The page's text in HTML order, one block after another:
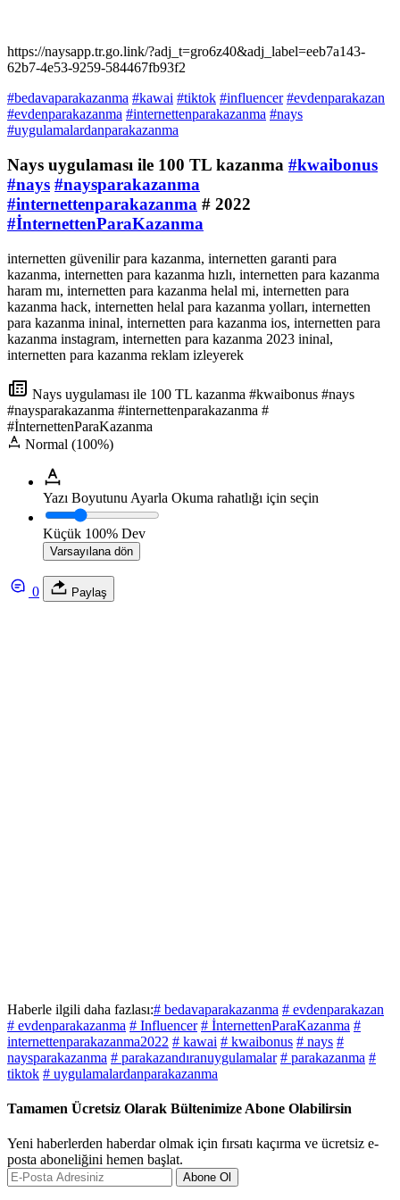
https://naysapp.tr.go.link/?adj_t=gro6z40&adj_label=eeb7a143-
62b7-4e53-9259-584467fb93f2
#bedavaparakazanma #kawai #tiktok #influencer #evdenparakazan
#evdenparakazanma #internettenparakazanma #nays
#uygulamalardanparakazanma
Nays uygulaması ile 100 TL kazanma #kwaibonus
#nays #naysparakazanma
#internettenparakazanma # 2022
#İnternettenParaKazanma
internetten güvenilir para kazanma, internetten garanti para
kazanma, internetten para kazanma hızlı, internetten para kazanma
haram mı, internetten para kazanma helal mi, internetten para
kazanma hack, internetten helal para kazanma yolları, internetten
para kazanma ininal, internetten para kazanma ios, internetten para
kazanma instagram, internetten para kazanma 2023 ininal,
internetten para kazanma reklam izleyerek
Nays uygulaması ile 100 TL kazanma #kwaibonus #nays
#naysparakazanma #internettenparakazanma #
#İnternettenParaKazanma
Normal (100%)
Yazı Boyutunu Ayarla Okuma rahatlığı için seçin
Küçük 100% Dev
Varsayılana dön
0 Paylaş
Haberle ilgili daha fazlası:# bedavaparakazanma # evdenparakazan
# evdenparakazanma # Influencer # İnternettenParaKazanma #
internettenparakazanma2022 # kawai # kwaibonus # nays #
naysparakazanma # parakazandıranuygulamalar # parakazanma #
tiktok # uygulamalardanparakazanma
Tamamen Ücretsiz Olarak Bültenimize Abone Olabilirsin
Yeni haberlerden haberdar olmak için fırsatı kaçırma ve ücretsiz e-
posta aboneliğini hemen başlat.
Abone Ol